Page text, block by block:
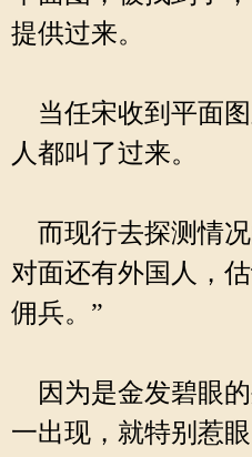
提供过来。
当任宋收到平面
人都叫了过来。
而现行去探测情
对面还有外国人，
佣兵。”
因为是金发碧眼
一出现，就特别惹